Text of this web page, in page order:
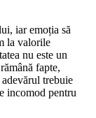
iar emoția să
la valorile
nu este un
fapte,
trebuie
incomod pentru